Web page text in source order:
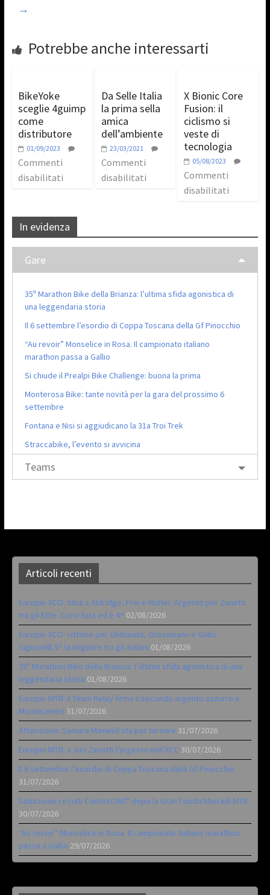
→
Potrebbe anche interessarti
BikeYoke
sceglie 4guimp
come
distributore
01/09/2023
Commenti
disabilitati
Da Selle Italia
la prima sella
amica
dell’ambiente
23/03/2021
Commenti
disabilitati
X Bionic Core
Fusion: il
ciclismo si
veste di
tecnologia
05/08/2023
Commenti
disabilitati
In evidenza
Gare
35ª Marathon Bike della Brianza: l’ultima sfida agonistica di
una leggendaria storia
Il 6 settembre l’esordio di Coppa Toscana della Gf Pinocchio
“Au revoir” Monselice in Rosa. Il campionato italiano
marathon passa a Gallio
Si chiude il Prealpi Bike Challenge: buona la prima
Monterosa Bike: tante novità per la gara del prossimo 6
settembre
Fontana e Nisi si aggiudicano la 31a Troi Trek
Straccabike, l’evento si avvicina
Teams
Articoli recenti
Europei XCO: titoli a Aldridge, Frei e Hutter. Argento per Zanotti
tra gli Elite. Corvi fora ed è 4^ 02/08/2026
Europei XCO: vittorie per Ghibaudo, Grossmann e Gallis.
Signorelli 5^ la migliore tra gli italiani 01/08/2026
35ª Marathon Bike della Brianza: l’ultima sfida agonistica di una
leggendaria storia 01/08/2026
Europei MTB: il Team Relay firma il secondo argento azzurro a
Monteceneri 31/07/2026
Attenzione: Samara Maxwell sta per tornare 31/07/2026
Europei MTB: a Juri Zanotti l’argento nell’XCC 30/07/2026
Il 6 settembre l’esordio di Coppa Toscana della Gf Pinocchio
31/07/2026
Situazione circuiti Contest360° dopo la Gran Fondo Marradi MTB
30/07/2026
“Au revoir” Monselice in Rosa. Il campionato italiano marathon
passa a Gallio 29/07/2026